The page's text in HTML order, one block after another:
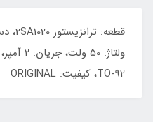
TO-92، کیفیت: ORIGINAL